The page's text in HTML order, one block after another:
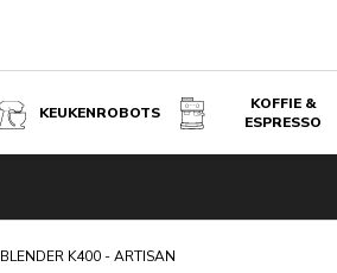
KEUKENROBOTS
KOFFIE &
ESPRESSO
BLENDER K400 - ARTISAN